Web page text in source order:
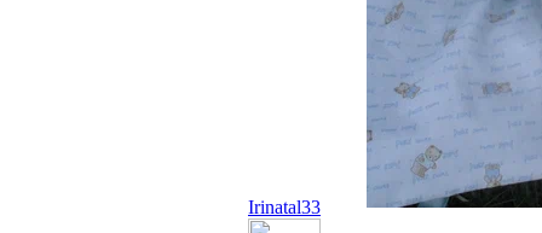
Irinatal33